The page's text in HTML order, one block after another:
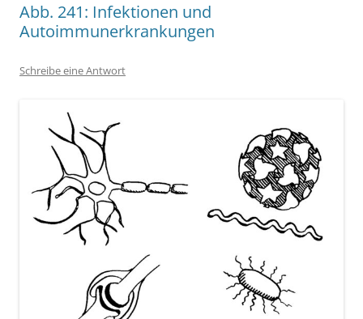
Abb. 241: Infektionen und
Autoimmunerkrankungen
Schreibe eine Antwort